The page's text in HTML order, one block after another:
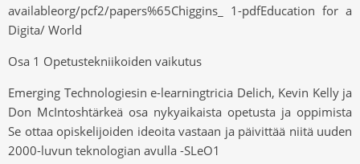
availableorg/pcf2/papers%65Chiggins_ 1-pdfEducation for a
Digita/ World
Osa 1 Opetustekniikoiden vaikutus
Emerging Technologiesin e-learningtricia Delich, Kevin Kelly ja
Don McIntoshtärkeä osa nykyaikaista opetusta ja oppimista
Se ottaa opiskelijoiden ideoita vastaan ​​ja päivittää niitä uuden
2000-luvun teknologian avulla -SLeO1